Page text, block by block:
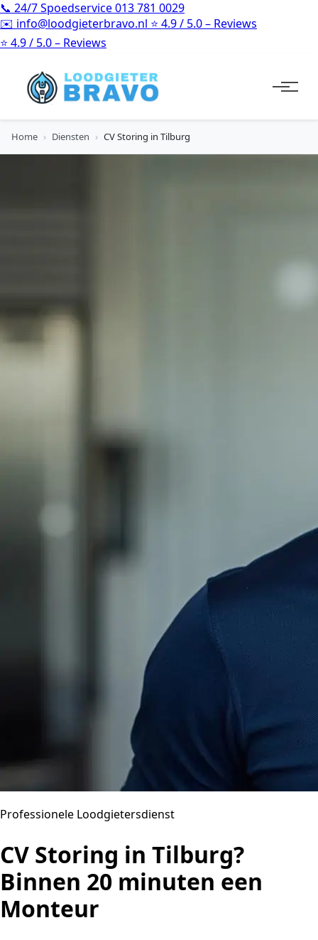
📞 24/7 Spoedservice013 781 0029
✉️ info@loodgieterbravo.nl ⭐ 4.9 / 5.0 – Reviews
⭐ 4.9 / 5.0 – Reviews
Home › Diensten › CV Storing in Tilburg
Professionele Loodgietersdienst
CV Storing in Tilburg?
Binnen 20 minuten een
Monteur